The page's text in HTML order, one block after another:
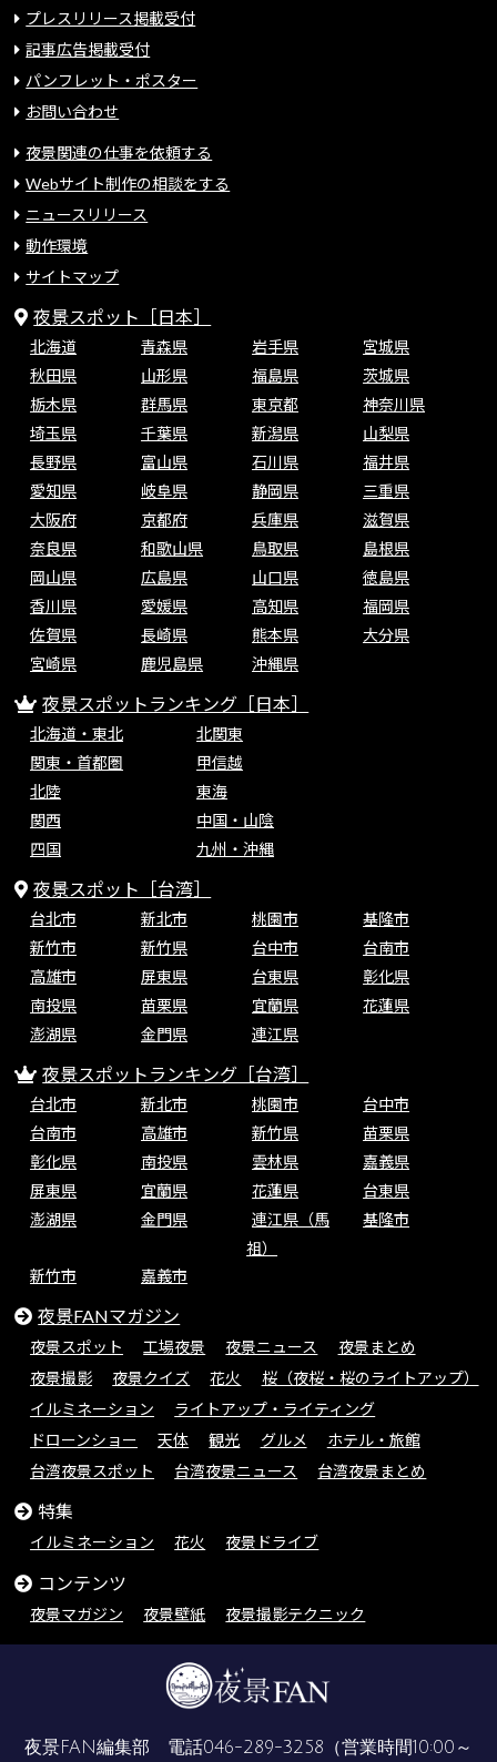
プレスリリース掲載受付
記事広告掲載受付
パンフレット・ポスター
お問い合わせ
夜景関連の仕事を依頼する
Webサイト制作の相談をする
ニュースリリース
動作環境
サイトマップ
夜景スポット［日本］
北海道 青森県 岩手県
宮城県
秋田県
山形県 福島県
茨城県
栃木県
群馬県 東京都
神奈川県
埼玉県
千葉県 新潟県
山梨県
長野県
富山県 石川県
福井県
愛知県
岐阜県 静岡県
三重県
大阪府
京都府 兵庫県
滋賀県
奈良県
和歌山県 鳥取県
島根県
岡山県
広島県 山口県
徳島県
香川県
愛媛県 高知県
福岡県
佐賀県
長崎県 熊本県
大分県
宮崎県
鹿児島県 沖縄県
夜景スポットランキング［日本］
北海道・東北
北関東
関東・首都圏
甲信越
北陸
東海
関西
中国・山陰
四国
九州・沖縄
夜景スポット［台湾］
台北市 新北市 桃園市
基隆市
新竹市
新竹県 台中市
台南市
高雄市
屏東県 台東県
彰化県
南投県
苗栗県 宜蘭県
花蓮県
澎湖県
金門県 連江県
夜景スポットランキング［台湾］
台北市 新北市 桃園市
台中市
台南市
高雄市 新竹県
苗栗県
彰化県
南投県 雲林県
嘉義県
屏東県
宜蘭県 花蓮県
台東県
澎湖県
金門県
連江県（馬
祖）
基隆市
新竹市 嘉義市
夜景FANマガジン
夜景スポット 工場夜景 夜景ニュース
夜景まとめ
夜景撮影
夜景クイズ 花火
桜（夜桜・桜のライトアップ）
イルミネーション
ライトアップ・ライティング
ドローンショー
天体 観光 グルメ
ホテル・旅館
台湾夜景スポット
台湾夜景ニュース 台湾夜景まとめ
特集
イルミネーション 花火 夜景ドライブ
コンテンツ
夜景マガジン 夜景壁紙 夜景撮影テクニック
夜景FAN編集部 電話046-289-3258 （営業時間10:00～